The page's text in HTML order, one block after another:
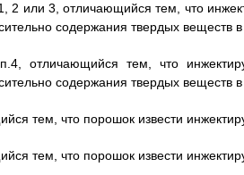
2 или 3, отличающийся тем, что
содержания твердых веществ в
отличающийся тем, что
содержания твердых веществ в
тем, что порошок извести
тем, что порошок извести